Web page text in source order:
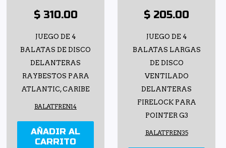
$ 310.00
JUEGO DE 4
BALATAS DE DISCO
DELANTERAS
RAYBESTOS PARA
ATLANTIC, CARIBE
BALATFREN14
AÑADIR AL
CARRITO
$ 205.00
JUEGO DE 4
BALATAS LARGAS
DE DISCO
VENTILADO
DELANTERAS
FIRELOCK PARA
POINTER G3
BALATFREN35